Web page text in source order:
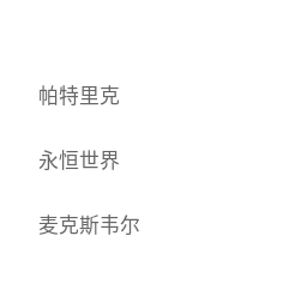
帕特里克
永恒世界
麦克斯韦尔